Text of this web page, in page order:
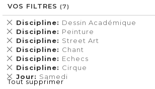
VOS FILTRES
Discipline Dessin Académique
Supprimer
cet
Élément
Discipline Peinture
Supprimer
cet
Élément
Discipline Street Art
Supprimer
cet
Élément
Discipline Chant
Supprimer
cet
Élément
Discipline Echecs
Supprimer
cet
Élément
Discipline Cirque
Supprimer
cet
Élément
Jour Samedi
Supprimer
cet
Tout supprimer